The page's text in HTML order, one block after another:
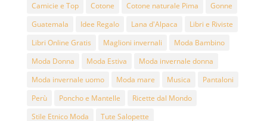
Camicie e Top
Cotone Cotone naturale Pima
Gonne
Guatemala
Idee Regalo Lana d'Alpaca
Libri e Riviste
Libri Online Gratis
Maglioni invernali
Moda Bambino
Moda Donna
Moda Estiva
Moda invernale donna
Moda invernale uomo
Moda mare Musica
Pantaloni
Perù
Poncho e Mantelle
Ricette dal Mondo
Stile Etnico Moda
Tute Salopette